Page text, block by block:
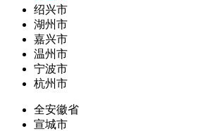
绍兴市
湖州市
嘉兴市
温州市
宁波市
杭州市
全安徽省
宣城市